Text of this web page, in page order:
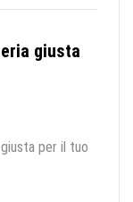
giusta
per il tuo